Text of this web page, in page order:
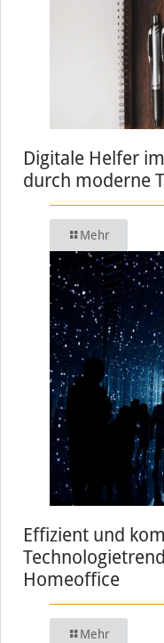
Digitale Helfer
durch moderne
Mehr
Effizient und
Homeoffice
Mehr